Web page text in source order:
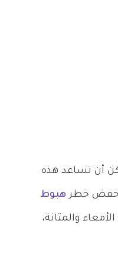
أن تساعد هذه
خفض خطر هبوط
والمثانة،